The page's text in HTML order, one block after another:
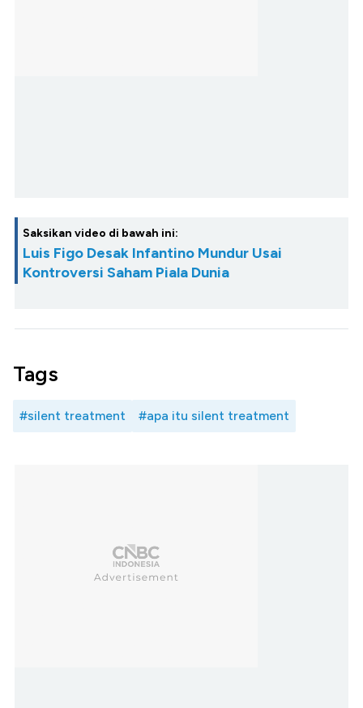
Saksikan video di bawah ini:
Luis Figo Desak Infantino Mundur Usai
Kontroversi Saham Piala Dunia
Tags
#silent treatment #apa itu silent treatment